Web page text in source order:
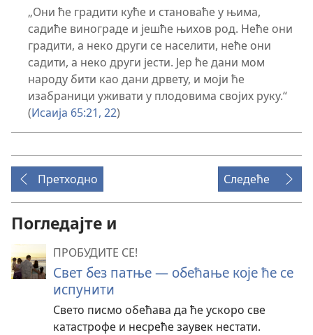
„Они ће градити куће и становаће у њима,
садиће винограде и јешће њихов род. Неће они
градити, а неко други се населити, неће они
садити, а неко други јести. Јер ће дани мом
народу бити као дани дрвету, и моји ће
изабраници уживати у плодовима својих руку.“
(Исаија 65:21, 22)
Претходно Следеће
Погледајте и
ПРОБУДИТЕ СЕ!
Свет без патње — обећање које ће се
испунити
Свето писмо обећава да ће ускоро све
катастрофе и несреће заувек нестати.